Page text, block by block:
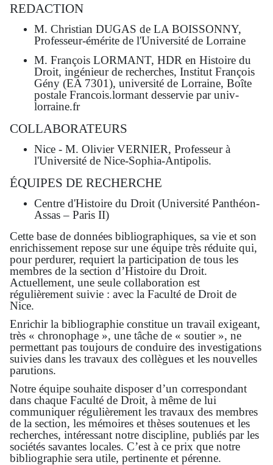
REDACTION
M. Christian DUGAS de LA BOISSONNY,
Professeur-émérite de l'Université de Lorraine
M. François LORMANT, HDR en Histoire du
Droit, ingénieur de recherches, Institut François
Gény (EA 7301), université de Lorraine, Boîte
postale Francois.lormant desservie par univ-
lorraine.fr
COLLABORATEURS
Nice - M. Olivier VERNIER, Professeur à
l'Université de Nice-Sophia-Antipolis.
ÉQUIPES DE RECHERCHE
Centre d'Histoire du Droit (Université Panthéon-
Assas – Paris II)
Cette base de données bibliographiques, sa vie et son
enrichissement repose sur une équipe très réduite qui,
pour perdurer, requiert la participation de tous les
membres de la section d’Histoire du Droit.
Actuellement, une seule collaboration est
régulièrement suivie : avec la Faculté de Droit de
Nice.
Enrichir la bibliographie constitue un travail exigeant,
très « chronophage », une tâche de « soutier », ne
permettant pas toujours de conduire des investigations
suivies dans les travaux des collègues et les nouvelles
parutions.
Notre équipe souhaite disposer d’un correspondant
dans chaque Faculté de Droit, à même de lui
communiquer régulièrement les travaux des membres
de la section, les mémoires et thèses soutenues et les
recherches, intéressant notre discipline, publiés par les
sociétés savantes locales. C’est à ce prix que notre
bibliographie sera utile, pertinente et pérenne.